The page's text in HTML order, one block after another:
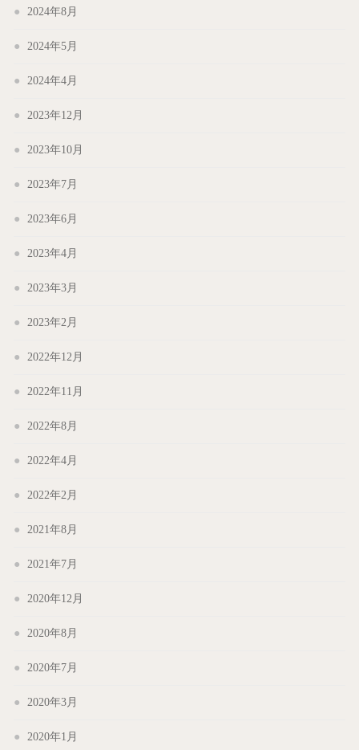
2024年8月
2024年5月
2024年4月
2023年12月
2023年10月
2023年7月
2023年6月
2023年4月
2023年3月
2023年2月
2022年12月
2022年11月
2022年8月
2022年4月
2022年2月
2021年8月
2021年7月
2020年12月
2020年8月
2020年7月
2020年3月
2020年1月